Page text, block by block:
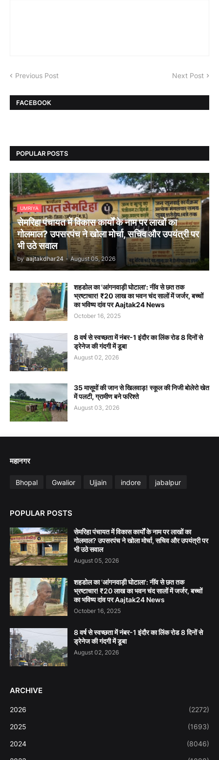
Previous Post Next Post
FACEBOOK
POPULAR POSTS
UMRIYA
सेमरिहा पंचायत में विकास कार्यों के नाम पर लाखों का
गोलमाल? उपसरपंच ने खोला मोर्चा, सचिव और उपयंत्री पर
भी उठे सवाल
by aajtakdhar24 - August 05, 2026
शहडोल का 'आंगनवाड़ी घोटाला': नींव से छत तक
भ्रष्टाचार! ₹20 लाख का भवन चंद सालों में जर्जर, बच्चों
का भविष्य दांव पर Aajtak24 News
October 16, 2025
8 वर्ष से स्वच्छता में नंबर-1 इंदौर का लिंक रोड 8 दिनों से
ड्रेनेज की गंदगी में डूबा
August 02, 2026
35 मासूमों की जान से खिलवाड़! स्कूल की निजी बोलेरो खेत
में पलटी, ग्रामीण बने फरिश्ते
August 03, 2026
महानगर
Bhopal Gwalior Ujjain indore jabalpur
POPULAR POSTS
सेमरिहा पंचायत में विकास कार्यों के नाम पर लाखों का
गोलमाल? उपसरपंच ने खोला मोर्चा, सचिव और उपयंत्री पर
भी उठे सवाल
August 05, 2026
शहडोल का 'आंगनवाड़ी घोटाला': नींव से छत तक
भ्रष्टाचार! ₹20 लाख का भवन चंद सालों में जर्जर, बच्चों
का भविष्य दांव पर Aajtak24 News
October 16, 2025
8 वर्ष से स्वच्छता में नंबर-1 इंदौर का लिंक रोड 8 दिनों से
ड्रेनेज की गंदगी में डूबा
August 02, 2026
ARCHIVE
2026 (2272)
2025 (1693)
2024 (8046)